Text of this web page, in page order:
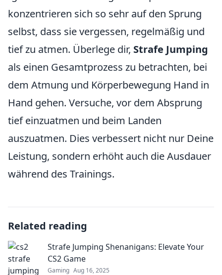
konzentrieren sich so sehr auf den Sprung
selbst, dass sie vergessen, regelmäßig und
tief zu atmen. Überlege dir, Strafe Jumping
als einen Gesamtprozess zu betrachten, bei
dem Atmung und Körperbewegung Hand in
Hand gehen. Versuche, vor dem Absprung
tief einzuatmen und beim Landen
auszuatmen. Dies verbessert nicht nur Deine
Leistung, sondern erhöht auch die Ausdauer
während des Trainings.
Related reading
Strafe Jumping Shenanigans: Elevate Your
CS2 Game
Gaming Aug 16, 2025